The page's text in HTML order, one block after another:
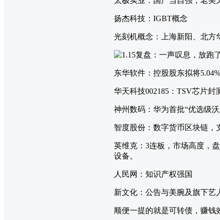
扬杰科技：IGBT概念
光刻机概念：上海新阳、北方
东华软件：控股股东拟将
华天科技002185：TSV芯片
神州数码：华为首批“优选级
智度股份：数字货币区块链
英维克：3连板，市场高度，
设备。
人民网：知识产权强国
新文化：公告与美腕及旗下
顺便一提的就是可转债，赚